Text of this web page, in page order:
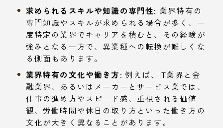
求められるスキルや知識の専門性: 業界特有の
専門知識やスキルが求められる場合が多く、一
度特定の業界でキャリアを積むと、その経験が
強みとなる一方で、異業種への転換が難しくな
る側面もあります。
業界特有の文化や働き方: 例えば、IT業界と金
融業界、あるいはメーカーとサービス業では、
仕事の進め方やスピード感、重視される価値
観、労働時間や休日の取り方といった働き方の
文化が大きく異なることがあります。